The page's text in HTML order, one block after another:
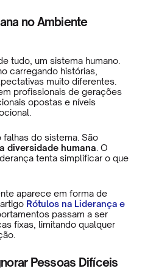
no Ambiente
tudo, um sistema humano.
carregando histórias,
muito diferentes.
profissionais de gerações
opostas e níveis
do sistema. São
diversidade humana . O
tenta simplificar o que
aparece em forma de
Rótulos na Liderança e
passam a ser
fixas, limitando qualquer
Pessoas Difíceis